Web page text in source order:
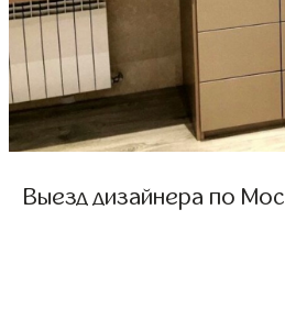
Выезд дизайнера по